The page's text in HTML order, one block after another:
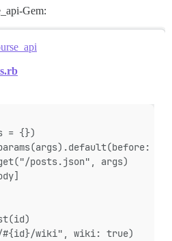
Gem:
= {})
0)
posts.json", args)
wiki", wiki: true)